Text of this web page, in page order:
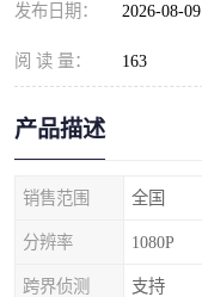
发布日期： 2026-08-09
阅 读 量： 163
产品描述
销售范围 全国
分辨率 1080P
跨界侦测 支持